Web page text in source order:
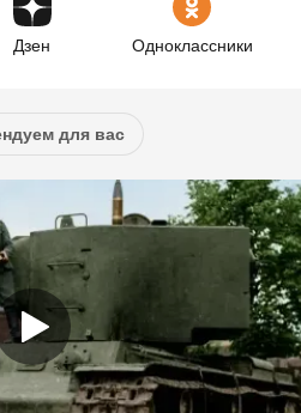
Дзен Одноклассники
для вас